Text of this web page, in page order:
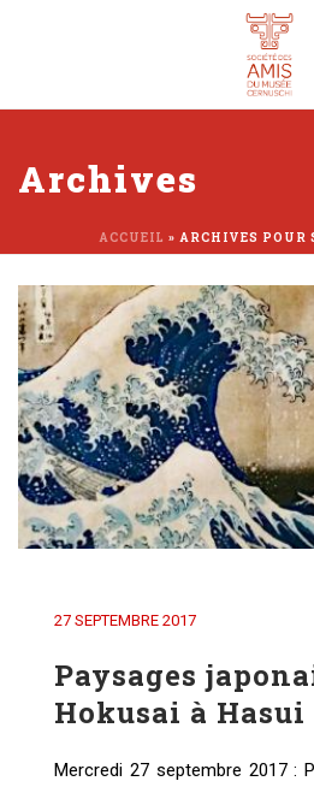
Archives
ACCUEIL » ARCHIVES POUR
27 SEPTEMBRE 2017
Paysages
Hokusai à Hasui
Mercredi 27 septembre 2017 :